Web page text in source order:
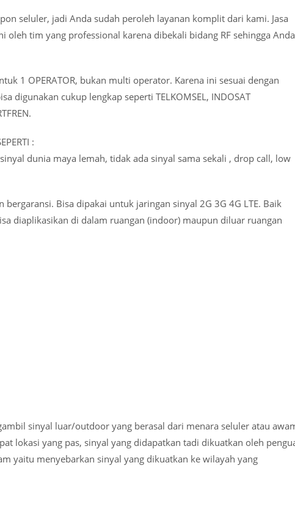
seluler, jadi Anda sudah peroleh layanan komplit dari kami. Jasa
oleh tim yang professional karena dibekali bidang RF sehingga Anda
1 OPERATOR, bukan multi operator. Karena ini sesuai dengan
digunakan cukup lengkap seperti TELKOMSEL, INDOSAT
:
dunia maya lemah, tidak ada sinyal sama sekali , drop call, low
Bisa dipakai untuk jaringan sinyal 2G 3G 4G LTE. Baik
diaplikasikan di dalam ruangan (indoor) maupun diluar ruangan
sinyal luar/outdoor yang berasal dari menara seluler atau
lokasi yang pas, sinyal yang didapatkan tadi dikuatkan oleh
yaitu menyebarkan sinyal yang dikuatkan ke wilayah yang